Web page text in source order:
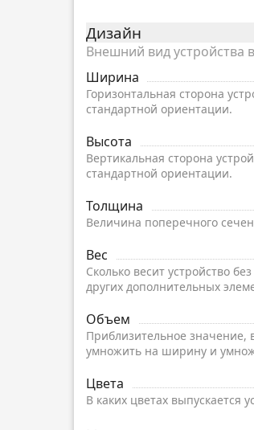
Дизайн
Внешний вид
Ширина
Горизонтальная сторона
стандартной ориентации.
Высота
Вертикальная сторона
стандартной ориентации.
Толщина
Величина поперечного
Вес
Сколько весит устройство
других дополнительных
Объем
Приблизительное
умножить на ширину и
Цвета
В каких цветах выпускается